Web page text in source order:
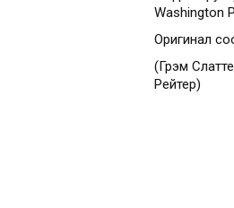
Washington
Оригинал
(Грэм
Рейтер)